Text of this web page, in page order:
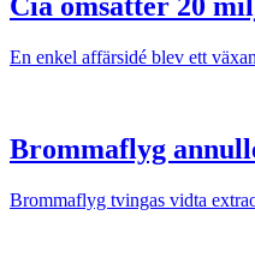
En enkel affärsidé blev ett
Brommaflyg
Brommaflyg tvingas vidta